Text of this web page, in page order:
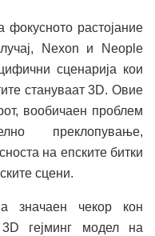
растојание
Nexon и Neople
сценарија кои
стануваат 3D. Овие
вообичаен проблем
преклопување,
на епските битки
сцени.
значаен чекор кон
3D гејминг модел на